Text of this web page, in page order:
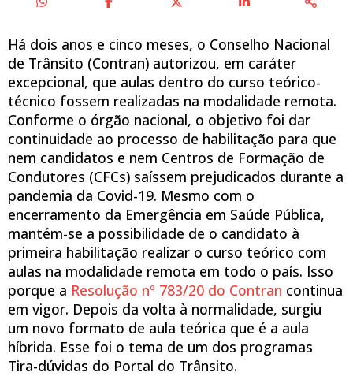
Há dois anos e cinco meses, o Conselho Nacional
de Trânsito (Contran) autorizou, em caráter
excepcional, que aulas dentro do curso teórico-
técnico fossem realizadas na modalidade remota.
Conforme o órgão nacional, o objetivo foi dar
continuidade ao processo de habilitação para que
nem candidatos e nem Centros de Formação de
Condutores (CFCs) saíssem prejudicados durante a
pandemia da Covid-19. Mesmo com o
encerramento da Emergência em Saúde Pública,
mantém-se a possibilidade de o candidato à
primeira habilitação realizar o curso teórico com
aulas na modalidade remota em todo o país. Isso
porque a Resolução nº 783/20 do Contran continua
em vigor. Depois da volta à normalidade, surgiu
um novo formato de aula teórica que é a aula
híbrida. Esse foi o tema de um dos programas
Tira-dúvidas do Portal do Trânsito.